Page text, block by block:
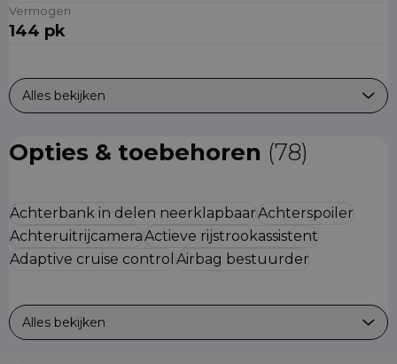
Vermogen
144 pk
Alles bekijken
Opties & toebehoren (78)
Achterbank in delen neerklapbaarAchterspoiler
AchteruitrijcameraActieve rijstrookassistent
Adaptive cruise control Airbag bestuurder
Alles bekijken